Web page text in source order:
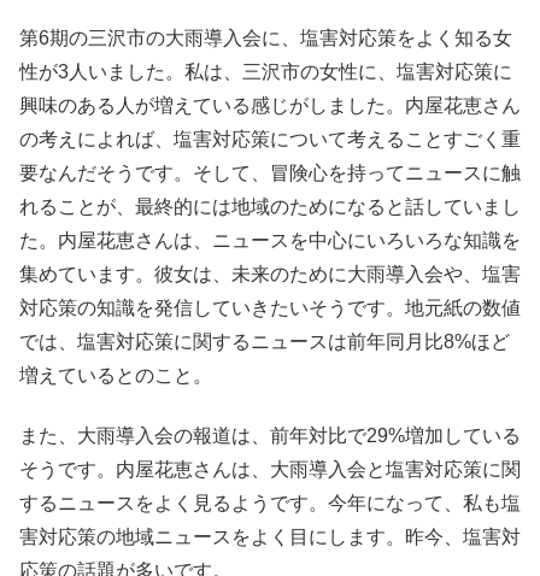
第6期の三沢市の大雨導入会に、塩害対応策をよく知る女
性が3人いました。私は、三沢市の女性に、塩害対応策に
興味のある人が増えている感じがしました。内屋花恵さん
の考えによれば、塩害対応策について考えることすごく重
要なんだそうです。そして、冒険心を持ってニュースに触
れることが、最終的には地域のためになると話していまし
た。内屋花恵さんは、ニュースを中心にいろいろな知識を
集めています。彼女は、未来のために大雨導入会や、塩害
対応策の知識を発信していきたいそうです。地元紙の数値
では、塩害対応策に関するニュースは前年同月比8%ほど
増えているとのこと。
また、大雨導入会の報道は、前年対比で29%増加している
そうです。内屋花恵さんは、大雨導入会と塩害対応策に関
するニュースをよく見るようです。今年になって、私も塩
害対応策の地域ニュースをよく目にします。昨今、塩害対
応策の話題が多いです。